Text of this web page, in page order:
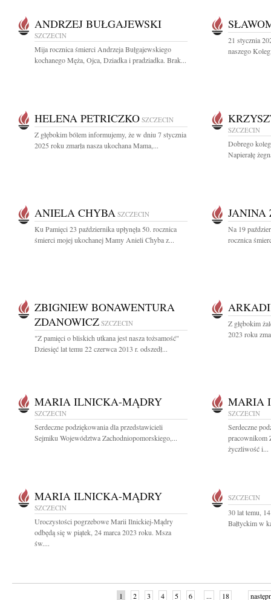
ANDRZEJ BUŁGAJEWSKI
SZCZECIN
Mija rocznica śmierci Andrzeja Bułgajewskiego
kochanego Męża, Ojca, Dziadka i pradziadka. Brak...
21 stycznia
naszego
HELENA PETRICZKO SZCZECIN
Z głębokim bólem informujemy, że w dniu 7 stycznia
2025 roku zmarła nasza ukochana Mama,...
SZCZECIN
Dobrego
Napierałę
ANIELA CHYBA SZCZECIN
Ku Pamięci 23 października upłynęła 50. rocznica
śmierci mojej ukochanej Mamy Anieli Chyba z...
JANINA
Na 19
rocznica
ZBIGNIEW BONAWENTURA
ZDANOWICZ SZCZECIN
"Z pamięci o bliskich utkana jest nasza tożsamość"
Dziesięć lat temu 22 czerwca 2013 r. odszedł...
Z głębokim
2023 roku
MARIA ILNICKA-MĄDRY
SZCZECIN
Serdeczne podziękowania dla przedstawicieli
Sejmiku Województwa Zachodniopomorskiego,...
MARIA
SZCZECIN
Serdeczne
pracownikom
życzliwość i...
MARIA ILNICKA-MĄDRY
SZCZECIN
Uroczystości pogrzebowe Marii Ilnickiej-Mądry
odbędą się w piątek, 24 marca 2023 roku. Msza
św....
SZCZECIN
30 lat temu,
Bałtyckim w
1 2 3 4 5 6 ... 18